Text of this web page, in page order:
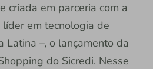
criada em parceria com a
em tecnologia de
Latina –, o lançamento da
do Sicredi. Nesse